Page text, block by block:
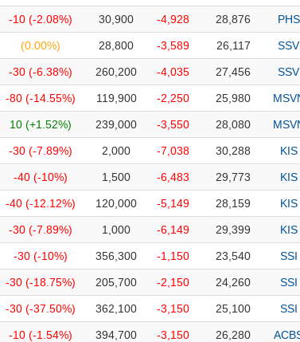
-10 (-2.08%) 30,900 -4,928 28,876 PHS
(0.00%) 28,800 -3,589 26,117 SSV
-30 (-6.38%) 260,200 -4,035 27,456 SSV
-80 (-14.55%) 119,900 -2,250 25,980
10 (+1.52%) 239,000 -3,550 28,080
-30 (-7.89%) 2,000 -7,038 30,288 KIS
-40 (-10%) 1,500 -6,483 29,773 KIS
-40 (-12.12%) 120,000 -5,149 28,159 KIS
-30 (-7.89%) 1,000 -6,149 29,399 KIS
-30 (-10%) 356,300 -1,150 23,540 SSI
-30 (-18.75%) 205,700 -2,150 24,260 SSI
-30 (-37.50%) 362,100 -3,150 25,100 SSI
-10 (-1.54%) 394,700 -3,150 26,280